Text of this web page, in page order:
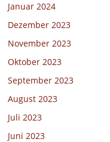
Januar 2024
Dezember 2023
November 2023
Oktober 2023
September 2023
August 2023
Juli 2023
Juni 2023